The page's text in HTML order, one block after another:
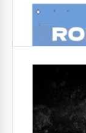
Carta da
Vuoi creare
negozio di